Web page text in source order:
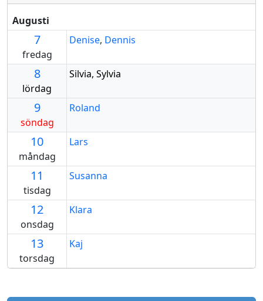
Augusti
7
fredag
Denise, Dennis
8
lördag
Silvia, Sylvia
9
söndag
Roland
10
måndag
Lars
11
tisdag
Susanna
12
onsdag
Klara
13
torsdag
Kaj